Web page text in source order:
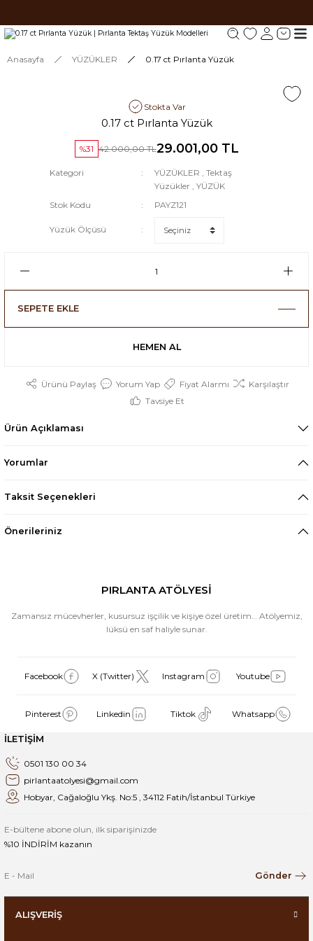
Tüm siparişlerde 1000 TL ve üzeri ücretsiz kargo. #3
Anasayfa YÜZÜKLER 0.17 ct Pırlanta Yüzük
Stokta Var
0.17 ct Pırlanta Yüzük
%31 42.000,00 TL29.001,00 TL
Kategori YÜZÜKLER ,Tektaş
Yüzükler ,YÜZÜK
Stok Kodu
PAYZ121
Yüzük Ölçüsü
SEPETE EKLE
HEMEN AL
Ürünü Paylaş Yorum Yap Fiyat Alarmı
Karşılaştır
Tavsiye Et
Ürün Açıklaması
Yorumlar
Taksit Seçenekleri
Önerileriniz
PIRLANTA ATÖLYESİ
Zamansız mücevherler, kusursuz işçilik ve kişiye özel üretim… Atölyemiz,
lüksü en saf haliyle sunar.
Facebook X (Twitter) Instagram Youtube
Pinterest Linkedin Tiktok Whatsapp
İLETİŞİM
0501 130 00 34
pirlantaatolyesi@gmail.com
Hobyar, Cağaloğlu Ykş. No:5 , 34112 Fatih/İstanbul Türkiye
E-bültene abone olun, ilk siparişinizde
%10 İNDİRİM kazanın
Gönder
ALIŞVERİŞ